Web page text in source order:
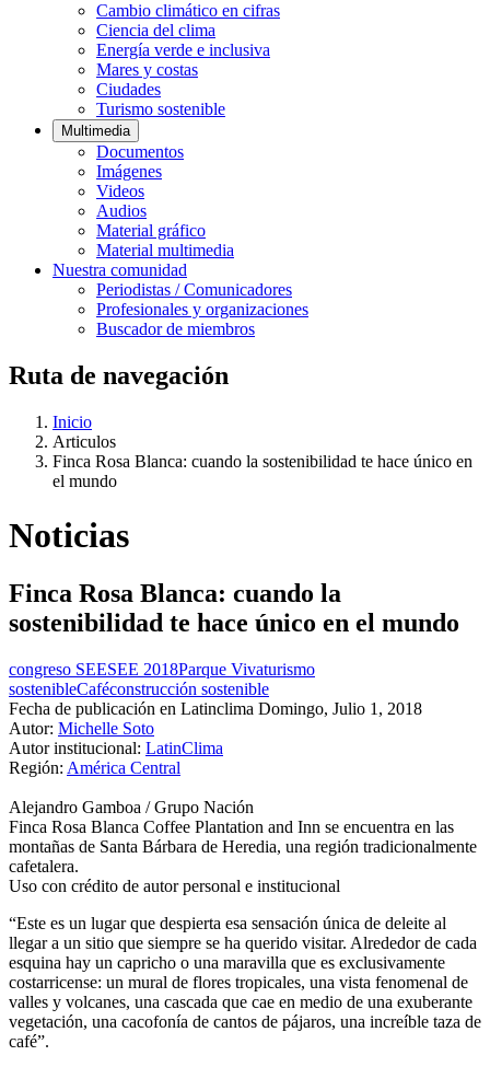
Cambio climático en cifras
Ciencia del clima
Energía verde e inclusiva
Mares y costas
Ciudades
Turismo sostenible
Multimedia
Documentos
Imágenes
Videos
Audios
Material gráfico
Material multimedia
Nuestra comunidad
Periodistas / Comunicadores
Profesionales y organizaciones
Buscador de miembros
Ruta de navegación
Inicio
Articulos
Finca Rosa Blanca: cuando la sostenibilidad te hace único en
el mundo
Noticias
Finca Rosa Blanca: cuando la
sostenibilidad te hace único en el mundo
congreso SEESEE 2018Parque Vivaturismo
sostenibleCaféconstrucción sostenible
Fecha de publicación en Latinclima Domingo, Julio 1, 2018
Autor: Michelle Soto
Autor institucional: LatinClima
Región: América Central
Alejandro Gamboa / Grupo Nación
Finca Rosa Blanca Coffee Plantation and Inn se encuentra en las
montañas de Santa Bárbara de Heredia, una región tradicionalmente
cafetalera.
Uso con crédito de autor personal e institucional
“Este es un lugar que despierta esa sensación única de deleite al
llegar a un sitio que siempre se ha querido visitar. Alrededor de cada
esquina hay un capricho o una maravilla que es exclusivamente
costarricense: un mural de flores tropicales, una vista fenomenal de
valles y volcanes, una cascada que cae en medio de una exuberante
vegetación, una cacofonía de cantos de pájaros, una increíble taza de
café”.